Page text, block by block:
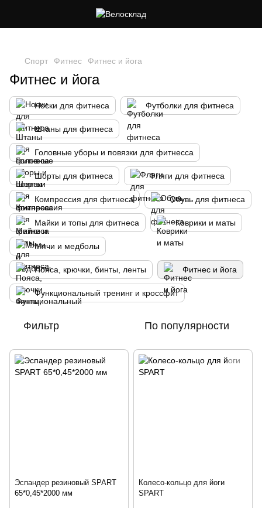
Спорт Фитнес Фитнес и йога
Фитнес и йога
Носки для фитнеса Футболки для фитнеса
Штаны для фитнеса
Головные уборы и повязки для фитнесса
Шорты для фитнеса Фляги для фитнеса
Компрессия для фитнеса Обувь для фитнеса
Майки и топы для фитнеса Коврики и маты
Мячи и медболы
Пояса, крючки, бинты, ленты Фитнес и йога
Функциональный тренинг и кроссфит
Фильтр По популярности
Эспандер резиновый SPART
65*0,45*2000 мм
Колесо-кольцо для йоги
SPART